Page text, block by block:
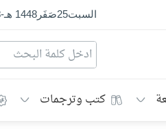
السبت25صَفَر1448 هـ -
كتب وترجمات